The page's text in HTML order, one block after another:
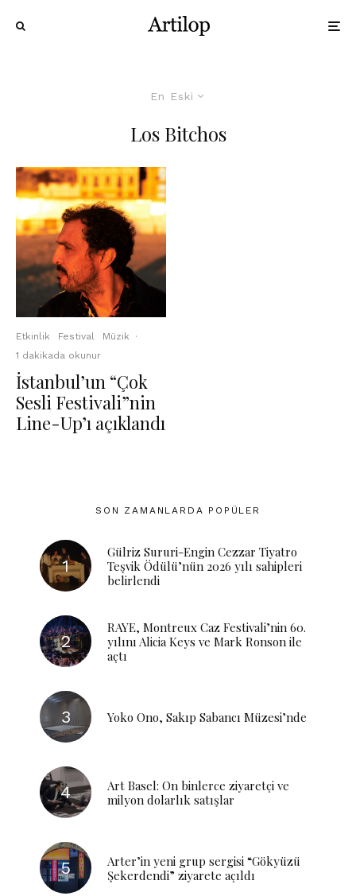
En Eski
Los Bitchos
Etkinlik Festival Müzik
·
1 dakikada okunur
İstanbul’un “Çok
Sesli Festivali”nin
Line-Up’ı açıklandı
SON ZAMANLARDA POPÜLER
Gülriz Sururi-Engin Cezzar Tiyatro
Teşvik Ödülü’nün 2026 yılı sahipleri
belirlendi
RAYE, Montreux Caz Festivali’nin 60.
yılını Alicia Keys ve Mark Ronson ile
açtı
Yoko Ono, Sakıp Sabancı Müzesi’nde
Art Basel: On binlerce ziyaretçi ve
milyon dolarlık satışlar
Arter’in yeni grup sergisi “Gökyüzü
Şekerdendi” ziyarete açıldı